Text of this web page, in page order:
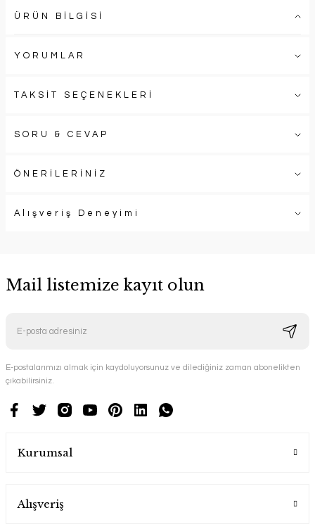
ÜRÜN BİLGİSİ
YORUMLAR
TAKSİT SEÇENEKLERİ
SORU & CEVAP
ÖNERİLERİNİZ
Alışveriş Deneyimi
Mail listemize kayıt olun
E-postalarımızı almak için kaydoluyorsunuz ve dilediğiniz zaman abonelikten
çıkabilirsiniz.
Kurumsal
Alışveriş